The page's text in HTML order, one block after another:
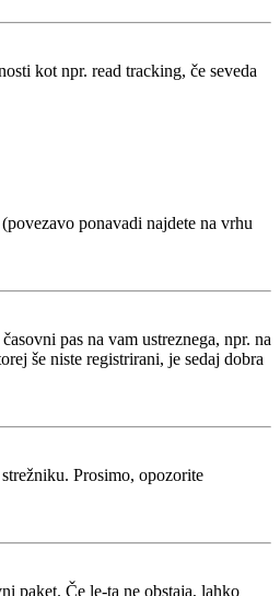
kot npr. read tracking, če seveda
ponavadi najdete na vrhu
pas na vam ustreznega, npr. na
še niste registrirani, je sedaj dobra
Prosimo, opozorite
paket. Če le-ta ne obstaja, lahko